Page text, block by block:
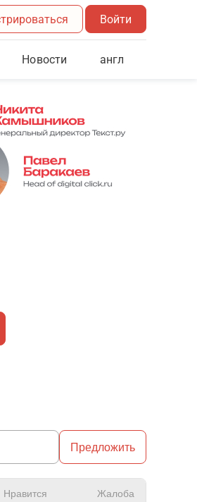
Войти
Новости англ
Предложить
Нравится Жалоба